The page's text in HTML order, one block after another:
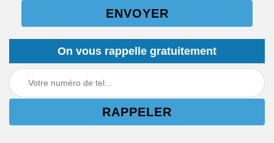
On vous rappelle gratuitement